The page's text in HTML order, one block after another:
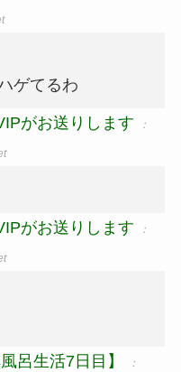
ゲてるわ
がお送りします ：
がお送りします ：
呂生活7日目】 ：